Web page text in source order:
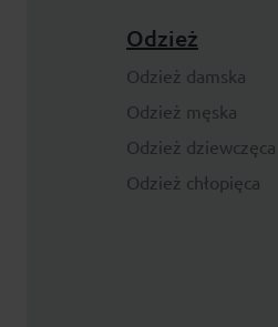
Odzież
Odzież damska
Odzież męska
Odzież dziewczęca
Odzież chłopięca